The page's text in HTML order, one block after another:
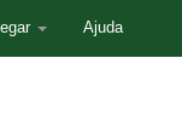
Ajuda